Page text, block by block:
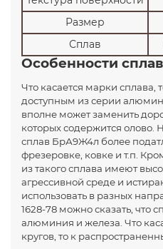
Размер
Сплав
Особенности
Что касается марки сплава,
доступным из серии
вполне может заменить
которых содержится олово.
сплав БрА9Ж4л более
фрезеровке, ковке и т.п.
из такого сплава имеют
агрессивной среде и
использовать в разных
1628-78 можно сказать, что
алюминия и железа. Что
кругов, то к